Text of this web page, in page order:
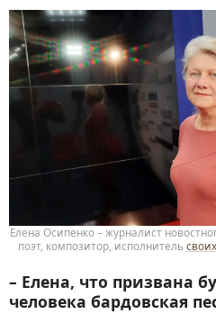
Елена Осипенко – журналист
поэт, композитор, исполнитель
– Елена, что призвана
человека бардовская